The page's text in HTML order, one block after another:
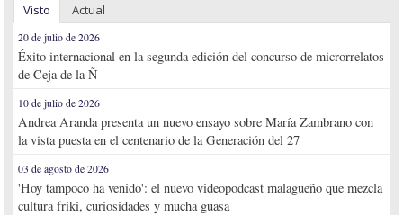
Visto Actual
20 de julio de 2026
Éxito internacional en la segunda edición del concurso de microrrelatos
de Ceja de la Ñ
10 de julio de 2026
Andrea Aranda presenta un nuevo ensayo sobre María Zambrano con
la vista puesta en el centenario de la Generación del 27
03 de agosto de 2026
'Hoy tampoco ha venido': el nuevo videopodcast malagueño que mezcla
cultura friki, curiosidades y mucha guasa